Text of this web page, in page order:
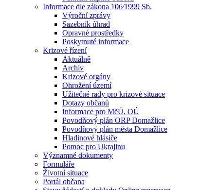
Informace dle zákona 106⁄1999 Sb.
Výroční zprávy
Sazebník úhrad
Opravné prostředky
Poskytnuté informace
Krizové řízení
Aktuálně
Archiv
Krizové orgány
Ohrožení území
Užitečné rady pro krizové situace
Dotazy občanů
Informace pro MěÚ, OÚ
Povodňový plán ORP Domažlice
Povodňový plán města Domažlice
Hladinové hlásiče
Pomoc pro Ukrajinu
Významné dokumenty
Formuláře
Životní situace
Portál občana